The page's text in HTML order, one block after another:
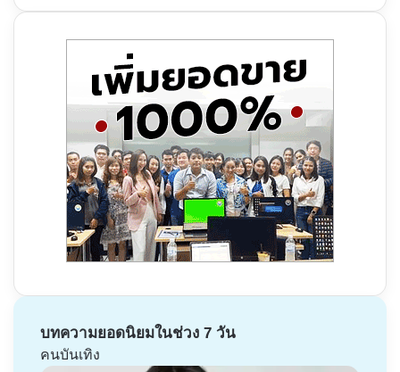
บทความยอดนิยมในช่วง 7 วัน
คนบันเทิง